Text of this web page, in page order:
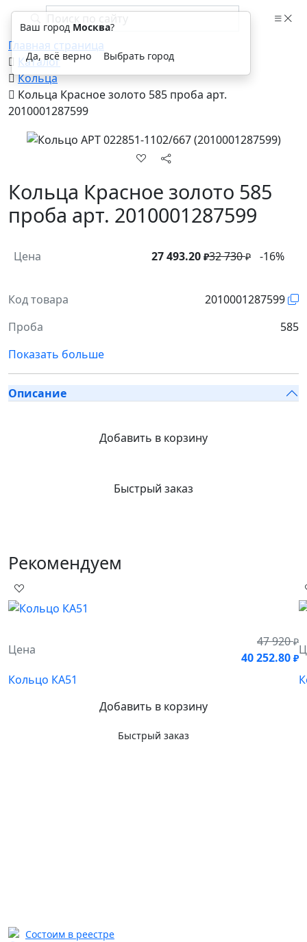
Главная страница
Каталог
Кольца
Кольца Красное золото 585 проба арт.
2010001287599
Кольца Красное золото 585
проба арт. 2010001287599
Цена 27 493.20 ₽32 730₽ -16%
Код товара
2010001287599
Проба
585
Показать больше
Описание
Добавить в корзину
Быстрый заказ
Рекомендуем
Цена
47 920₽
40 252.80 ₽
Кольцо КА51
Добавить в корзину
Быстрый заказ
Состоим в реестре
Ваш город Москва?
Да, всё верно Выбрать город